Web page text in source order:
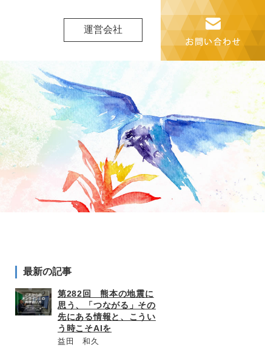
運営会社
最新の記事
第282回 熊本の地震に
思う、「つながる」その
先にある情報と、こうい
う時こそAIを
益田 和久